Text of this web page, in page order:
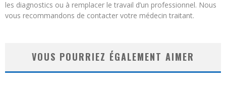
les diagnostics ou à remplacer le travail d’un professionnel. Nous
vous recommandons de contacter votre médecin traitant.
VOUS POURRIEZ ÉGALEMENT AIMER